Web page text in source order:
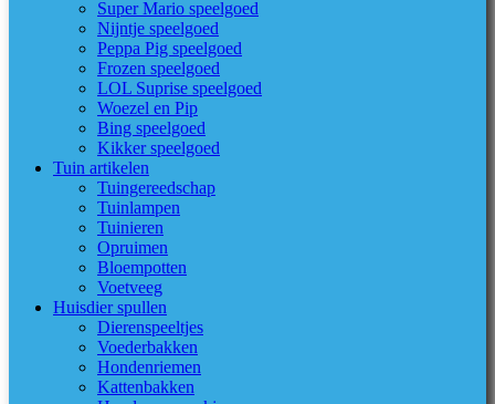
Super Mario speelgoed
Nijntje speelgoed
Peppa Pig speelgoed
Frozen speelgoed
LOL Suprise speelgoed
Woezel en Pip
Bing speelgoed
Kikker speelgoed
Tuin artikelen
Tuingereedschap
Tuinlampen
Tuinieren
Opruimen
Bloempotten
Voetveeg
Huisdier spullen
Dierenspeeltjes
Voederbakken
Hondenriemen
Kattenbakken